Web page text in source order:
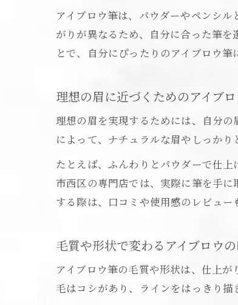
アイブロウ筆は、パウダーやペンシ
がりが異なるため、自分に合った筆
とで、自分にぴったりのアイブロウ筆
理想の眉に近づくためのアイブ
理想の眉を実現するためには、自分
によって、ナチュラルな眉やしっかり
たとえば、ふんわりとパウダーで仕
市西区の専門店では、実際に筆を手
する際は、口コミや使用感のレビュー
毛質や形状で変わるアイブロウ
アイブロウ筆の毛質や形状は、仕上
毛はコシがあり、ラインをはっきり描